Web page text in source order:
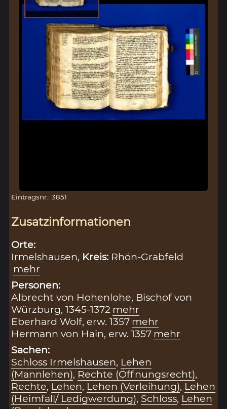
Eintragsnr.: 3851
Zusatzinformationen
Orte:
Irmelshausen, Kreis: Rhön-Grabfeld
mehr
Personen:
Albrecht von Hohenlohe, Bischof von
Würzburg, 1345-1372 mehr
Eberhard Wolf, erw. 1357 mehr
Hermann von Hain, erw. 1357 mehr
Sachen:
Schloss Irmelshausen, Lehen
(Mannlehen), Rechte (Öffnungsrecht),
Rechte, Lehen, Lehen (Verleihung), Lehen
(Heimfall/ Ledigwerdung), Schloss, Lehen